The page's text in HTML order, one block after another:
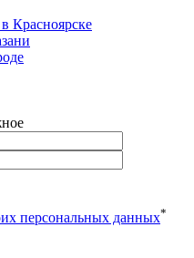
Красноярске
персональных данных*